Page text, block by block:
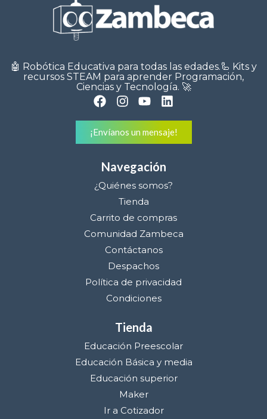
🤖 Robótica Educativa para todas las edades.🦾 Kits y
recursos STEAM para aprender Programación,
Ciencias y Tecnología. 🚀
¡Envíanos un mensaje!
Navegación
¿Quiénes somos?
Tienda
Carrito de compras
Comunidad Zambeca
Contáctanos
Despachos
Política de privacidad
Condiciones
Tienda
Educación Preescolar
Educación Básica y media
Educación superior
Maker
Ir a Cotizador